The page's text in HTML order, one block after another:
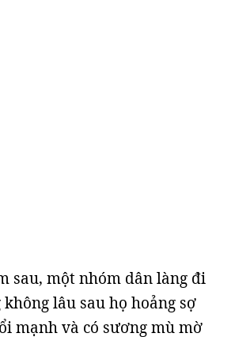
sau, một nhóm dân làng đi
lâu sau họ hoảng sợ
mạnh và có sương mù mờ